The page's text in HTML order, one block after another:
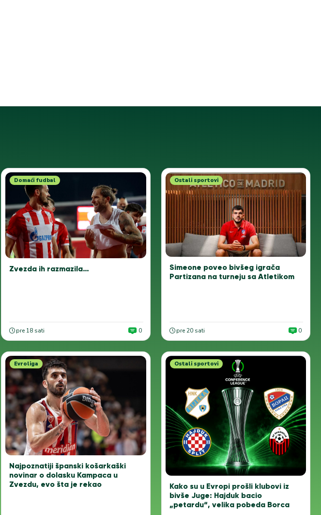
Domaći fudbal
Zvezda ih razmazila…
pre 18 sati 0
Ostali sportovi
Simeone poveo bivšeg igrača
Partizana na turneju sa Atletikom
pre 20 sati 0
Evroliga
Najpoznatiji španski košarkaški
novinar o dolasku Kampaca u
Zvezdu, evo šta je rekao
Ostali sportovi
Kako su u Evropi prošli klubovi iz
bivše Juge: Hajduk bacio
„petardu“, velika pobeda Borca